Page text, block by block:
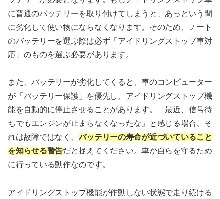
に普通のバッテリーを取り付けてしまうと、あっという間
に劣化して使い物にならなくなります。そのため、ノート
のバッテリーを選ぶ際は必ず「アイドリングストップ車対
応」のものを選ぶ必要があります。
また、バッテリーが劣化してくると、車のコンピューター
が「バッテリー保護」を優先し、アイドリングストップ機
能を自動的に停止させることがあります。「最近、信号待
ちでもエンジンが止まらなくなったな」と感じる場合、そ
れは故障ではなく、バッテリーの寿命が近づいていること
を知らせる警告だと捉えてください。車が自らを守るため
に行っている動作なのです。
アイドリングストップ機能が作動しない状態で走り続ける